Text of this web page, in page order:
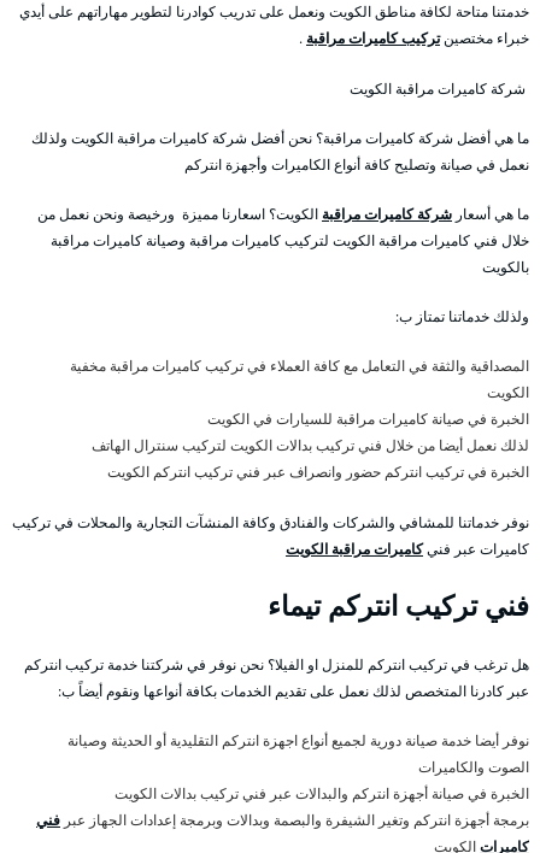
خدمتنا متاحة لكافة مناطق الكويت ونعمل على تدريب كوادرنا لتطوير مهاراتهم على أيدي
خبراء مختصينتركيب كاميرات مراقبة .
شركة كاميرات مراقبة الكويت
ما هي أفضل شركة كاميرات مراقبة؟ نحن أفضل شركة كاميرات مراقبة الكويت ولذلك
نعمل في صيانة وتصليح كافة أنواع الكاميرات وأجهزة انتركم
ما هي أسعار شركة كاميرات مراقبة الكويت؟ اسعارنا مميزة ورخيصة ونحن نعمل من
خلال فني كاميرات مراقبة الكويت لتركيب كاميرات مراقبة وصيانة كاميرات مراقبة
بالكويت
ولذلك خدماتنا تمتاز ب:
المصداقية والثقة في التعامل مع كافة العملاء في تركيب كاميرات مراقبة مخفية
الكويت
الخبرة في صيانة كاميرات مراقبة للسيارات في الكويت
لذلك نعمل أيضا من خلال فني تركيب بدالات الكويت لتركيب سنترال الهاتف
الخبرة في تركيب انتركم حضور وانصراف عبر فني تركيب انتركم الكويت
نوفر خدماتنا للمشافي والشركات والفنادق وكافة المنشآت التجارية والمحلات في تركيب
كاميرات عبر فنيكاميرات مراقبة الكويت
فني تركيب انتركم تيماء
هل ترغب في تركيب انتركم للمنزل او الفيلا؟ نحن نوفر في شركتنا خدمة تركيب انتركم
عبر كادرنا المتخصص لذلك نعمل على تقديم الخدمات بكافة أنواعها ونقوم أيضاً ب:
نوفر أيضا خدمة صيانة دورية لجميع أنواع اجهزة انتركم التقليدية أو الحديثة وصيانة
الصوت والكاميرات
الخبرة في صيانة أجهزة انتركم والبدالات عبر فني تركيب بدالات الكويت
برمجة أجهزة انتركم وتغير الشيفرة والبصمة وبدالات وبرمجة إعدادات الجهاز عبر فني
كاميراتالكويت